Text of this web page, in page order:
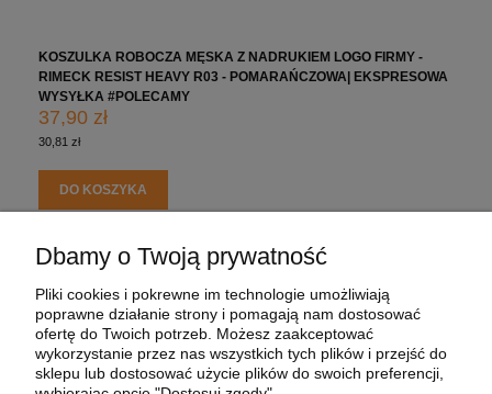
KOSZULKA ROBOCZA MĘSKA Z NADRUKIEM LOGO FIRMY -
RIMECK RESIST HEAVY R03 - POMARAŃCZOWA| EKSPRESOWA
WYSYŁKA #POLECAMY
37,90 zł
30,81 zł
DO KOSZYKA
MOJE KONTO
PŁATNOŚCI I DOSTAWA
Dbamy o Twoją prywatność
Pliki cookies i pokrewne im technologie umożliwiają
poprawne działanie strony i pomagają nam dostosować
ofertę do Twoich potrzeb. Możesz zaakceptować
wykorzystanie przez nas wszystkich tych plików i przejść do
sklepu lub dostosować użycie plików do swoich preferencji,